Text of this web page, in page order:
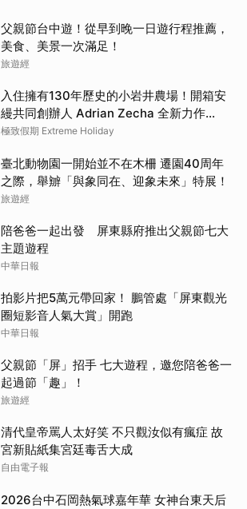
父親節台中遊！從早到晚一日遊行程推薦，
美食、美景一次滿足！
旅遊經
入住擁有130年歷史的小岩井農場！開箱安
縵共同創辦人 Adrian Zecha 全新力作
「AZUMA FARM KOIWAI」體驗最高級的
極致假期 Extreme Holiday
臺北動物園一開始並不在木柵 遷園40周年
之際，舉辧「與象同在、迎象未來」特展！
旅遊經
陪爸爸一起出發 屏東縣府推出父親節七大
主題遊程
中華日報
拍影片把5萬元帶回家！ 鵬管處「屏東觀光
圈短影音人氣大賞」開跑
中華日報
父親節「屏」招手 七大遊程，邀您陪爸爸一
起過節「趣」！
旅遊經
清代皇帝罵人太好笑 不只觀汝似有瘋症 故
宮新貼紙集宮廷毒舌大成
自由電子報
2026台中石岡熱氣球嘉年華 女神台東天后